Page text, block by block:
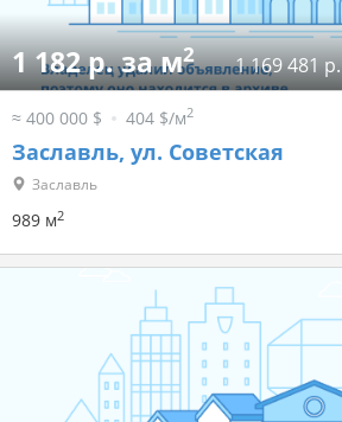
1 182 р. за м2 1 169 481 р.
≈ 400 000 $ 404 $/м2
Заславль, ул. Советская
Заславль
989 м2